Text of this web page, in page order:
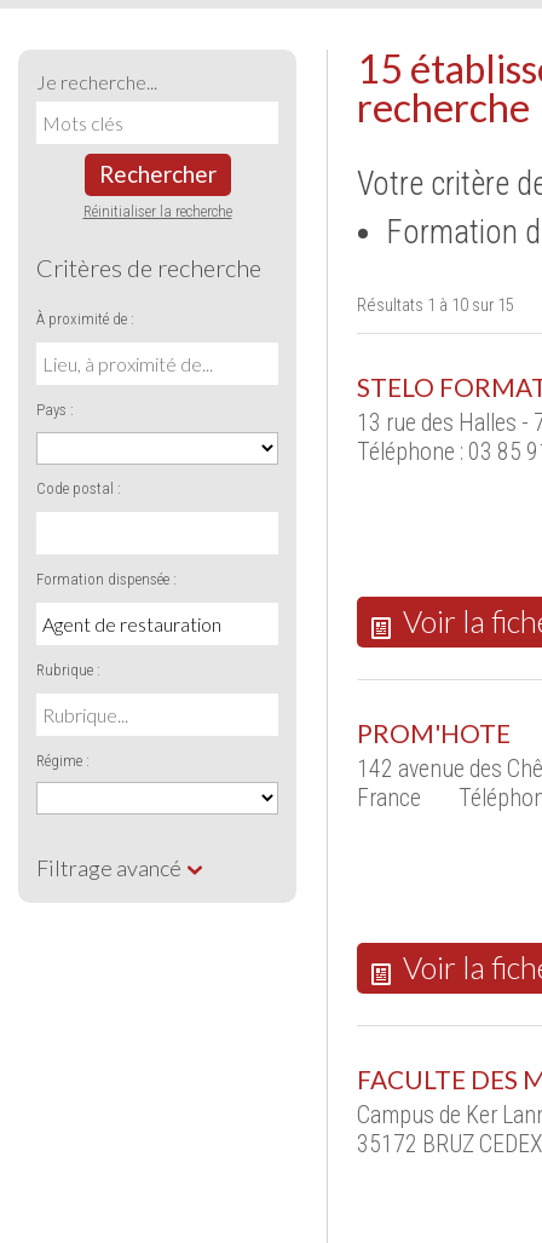
Je recherche...
Rechercher
Réinitialiser la recherche
Critères de recherche
À proximité de :
Pays :
Code postal :
Formation dispensée :
Rubrique :
Régime :
Filtrage avancé
15
recherche
Votre critère
Formation
Résultats 1 à 10 sur 15
STELO
13 rue des Halles -
Téléphone : 03 85
Voir la
PROM'HOTE
142 avenue des
France
Voir la
FACULTE DES
Campus de Ker
35172 BRUZ